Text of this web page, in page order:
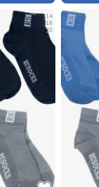
14
16
20